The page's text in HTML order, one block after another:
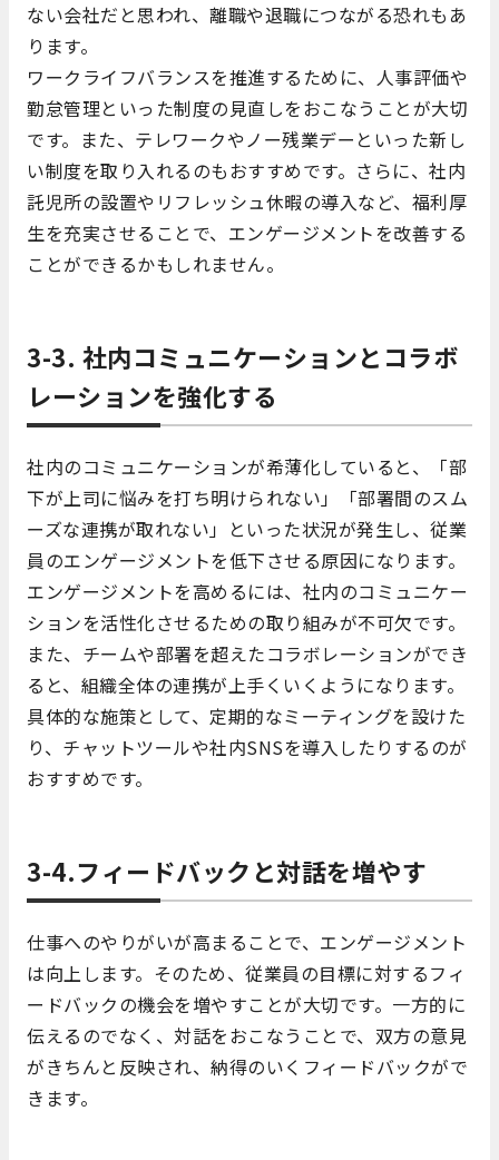
ない会社だと思われ、離職や退職につながる恐れもあ
ります。
ワークライフバランスを推進するために、人事評価や
勤怠管理といった制度の見直しをおこなうことが大切
です。また、テレワークやノー残業デーといった新し
い制度を取り入れるのもおすすめです。さらに、社内
託児所の設置やリフレッシュ休暇の導入など、福利厚
生を充実させることで、エンゲージメントを改善する
ことができるかもしれません。
3-3. 社内コミュニケーションとコラボ
レーションを強化する
社内のコミュニケーションが希薄化していると、「部
下が上司に悩みを打ち明けられない」「部署間のスム
ーズな連携が取れない」といった状況が発生し、従業
員のエンゲージメントを低下させる原因になります。
エンゲージメントを高めるには、社内のコミュニケー
ションを活性化させるための取り組みが不可欠です。
また、チームや部署を超えたコラボレーションができ
ると、組織全体の連携が上手くいくようになります。
具体的な施策として、定期的なミーティングを設けた
り、チャットツールや社内SNSを導入したりするのが
おすすめです。
3-4.フィードバックと対話を増やす
仕事へのやりがいが高まることで、エンゲージメント
は向上します。そのため、従業員の目標に対するフィ
ードバックの機会を増やすことが大切です。一方的に
伝えるのでなく、対話をおこなうことで、双方の意見
がきちんと反映され、納得のいくフィードバックがで
きます。